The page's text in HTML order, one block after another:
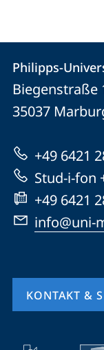
Kontakt
und
zur
Website
Philipps-
Universität
Marburg
Philipps-
Biegenstraße
35037
+49 6421
Stud-i-fon
+49 6421
info@uni-
KONTAKT &
Mobile-